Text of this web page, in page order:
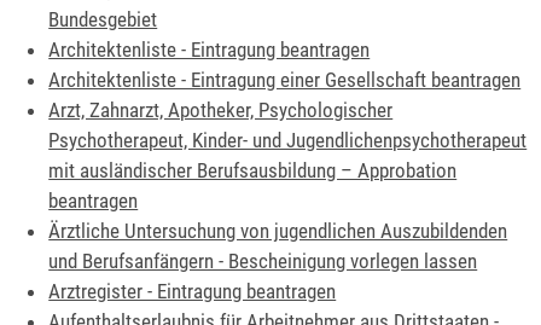
Bundesgebiet
Architektenliste - Eintragung beantragen
Architektenliste - Eintragung einer Gesellschaft beantragen
Arzt, Zahnarzt, Apotheker, Psychologischer
Psychotherapeut, Kinder- und Jugendlichenpsychotherapeut
mit ausländischer Berufsausbildung – Approbation
beantragen
Ärztliche Untersuchung von jugendlichen Auszubildenden
und Berufsanfängern - Bescheinigung vorlegen lassen
Arztregister - Eintragung beantragen